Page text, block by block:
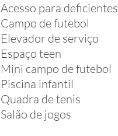
Acesso para deficientes
Campo de futebol
Elevador de serviço
Espaço teen
Mini campo de futebol
Piscina infantil
Quadra de tenis
Salão de jogos